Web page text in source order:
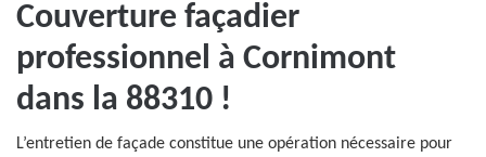
Couverture façadier
professionnel à Cornimont
dans la 88310 !
L’entretien de façade constitue une opération nécessaire pour